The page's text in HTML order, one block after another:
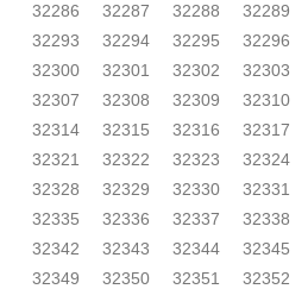
32286
32287 32288 32289
32293
32294 32295 32296
32300
32301 32302 32303
32307
32308 32309 32310
32314
32315 32316 32317
32321
32322 32323 32324
32328
32329 32330 32331
32335
32336 32337 32338
32342
32343 32344 32345
32349
32350 32351 32352